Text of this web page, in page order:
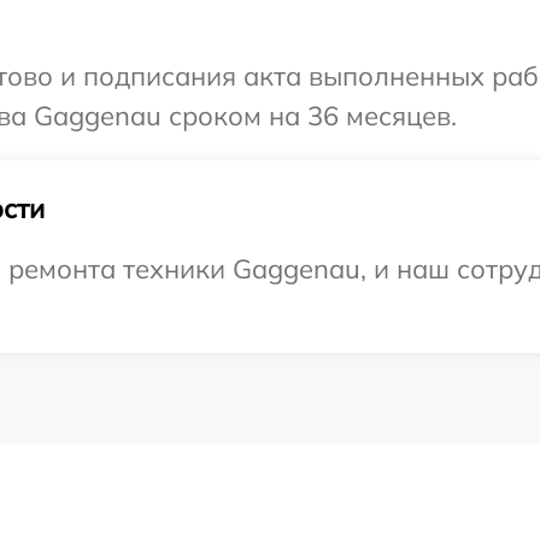
и подписания акта выполненных
Gaggenau сроком на 36 месяцев.
техники Gaggenau, и наш